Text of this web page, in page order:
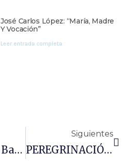
José Carlos López: “María, Madre
Y Vocación”
Leer entrada completa
Misas En La Basílica Con Imposición De Cenizas
Siguientes
PEREGRINACIÓN A LA BASÍLICA DE JESÚS DEL GRAN PODER